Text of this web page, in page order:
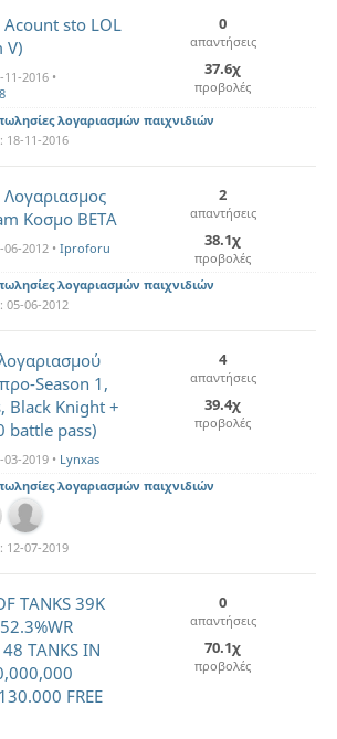
Acount sto LOL
V)
11-2016 •
0
απαντήσεις
37.6χ
προβολές
λογαριασμών παιχνιδιών
18-11-2016
Λογαριασμος
Κοσμο ΒΕΤΑ
06-2012 • Iproforu
2
απαντήσεις
38.1χ
προβολές
λογαριασμών παιχνιδιών
05-06-2012
Season 1,
Black Knight +
battle pass)
03-2019 • Lynxas
4
απαντήσεις
39.4χ
προβολές
λογαριασμών παιχνιδιών
12-07-2019
TANKS 39K
TANKS IN
FREE
0
απαντήσεις
70.1χ
προβολές